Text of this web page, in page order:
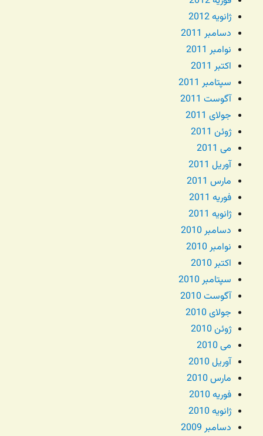
ژانویه 2012
دسامبر 2011
نوامبر 2011
اکتبر 2011
سپتامبر 2011
آگوست 2011
جولای 2011
ژوئن 2011
می 2011
آوریل 2011
مارس 2011
فوریه 2011
ژانویه 2011
دسامبر 2010
نوامبر 2010
اکتبر 2010
سپتامبر 2010
آگوست 2010
جولای 2010
ژوئن 2010
می 2010
آوریل 2010
مارس 2010
فوریه 2010
ژانویه 2010
دسامبر 2009